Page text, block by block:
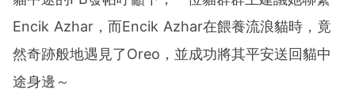
Encik Azhar，而Encik Azhar在餵養流浪貓時，竟
然奇跡般地遇見了Oreo，並成功將其平安送回貓中
途身邊～